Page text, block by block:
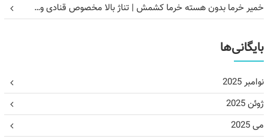
خمیر خرما بدون هسته خرما کشمش | تناژ بالا مخصوص قنادی و…
بایگانی‌ها
نوامبر 2025
ژوئن 2025
می 2025